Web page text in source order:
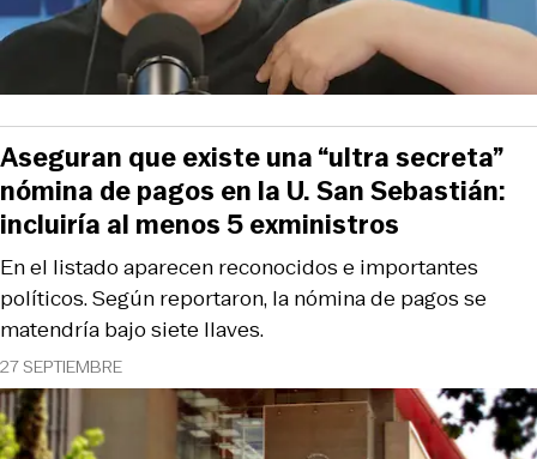
27 SEPTIEMBRE
En el listado aparecen reconocidos e importantes
políticos. Según reportaron, la nómina de pagos se
matendría bajo siete llaves.
Aseguran que existe una “ultra secreta”
nómina de pagos en la U. San Sebastián:
incluiría al menos 5 exministros